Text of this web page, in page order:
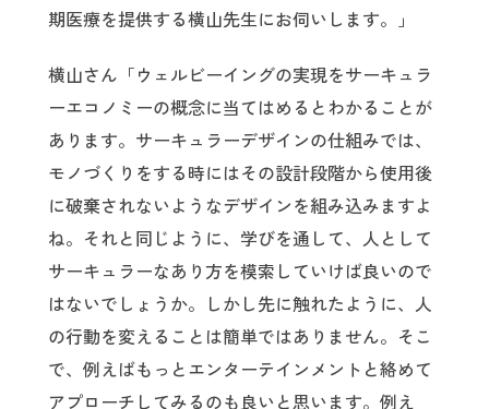
期医療を提供する横山先生にお伺いします。」
横山さん「ウェルビーイングの実現をサーキュラ
ーエコノミーの概念に当てはめるとわかることが
あります。サーキュラーデザインの仕組みでは、
モノづくりをする時にはその設計段階から使用後
に破棄されないようなデザインを組み込みますよ
ね。それと同じように、学びを通して、人として
サーキュラーなあり方を模索していけば良いので
はないでしょうか。しかし先に触れたように、人
の行動を変えることは簡単ではありません。そこ
で、例えばもっとエンターテインメントと絡めて
アプローチしてみるのも良いと思います。例え